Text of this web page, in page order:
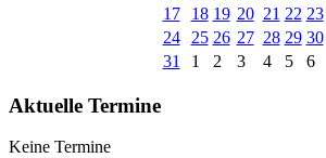
17
18 19 20 21 22 23
24
25 26 27 28 29 30
31
1 2 3 4 5 6
Aktuelle Termine
Keine Termine